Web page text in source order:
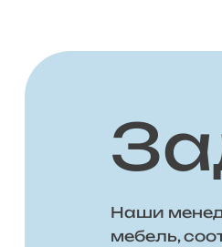
Наши
мебель,